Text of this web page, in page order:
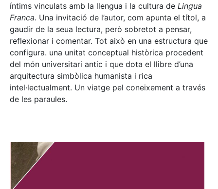
íntims vinculats amb la llengua i la cultura de Lingua
Franca. Una invitació de l’autor, com apunta el títol, a
gaudir de la seua lectura, però sobretot a pensar,
reflexionar i comentar. Tot això en una estructura que
configura. una unitat conceptual històrica procedent
del món universitari antic i que dota el llibre d’una
arquitectura simbòlica humanista i rica
intel·lectualment. Un viatge pel coneixement a través
de les paraules.